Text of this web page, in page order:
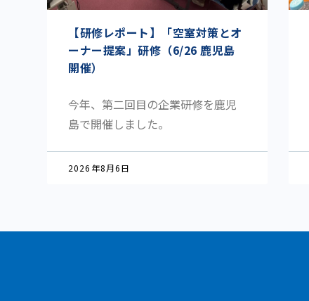
【研修レポート】「空室対策とオ
ーナー提案」研修（6/26 鹿児島
開催）
今年、第二回目の企業研修を鹿児
島で開催しました。
2026年8月6日